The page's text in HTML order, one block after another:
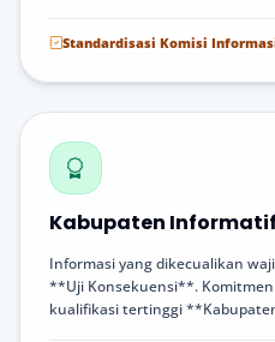
Standardisasi Komisi
Kabupaten Informatif
Informasi yang dikecualikan
**Uji Konsekuensi**.
kualifikasi tertinggi